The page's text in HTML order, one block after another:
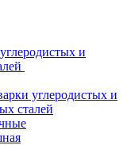
и
углеродистых и
сталей